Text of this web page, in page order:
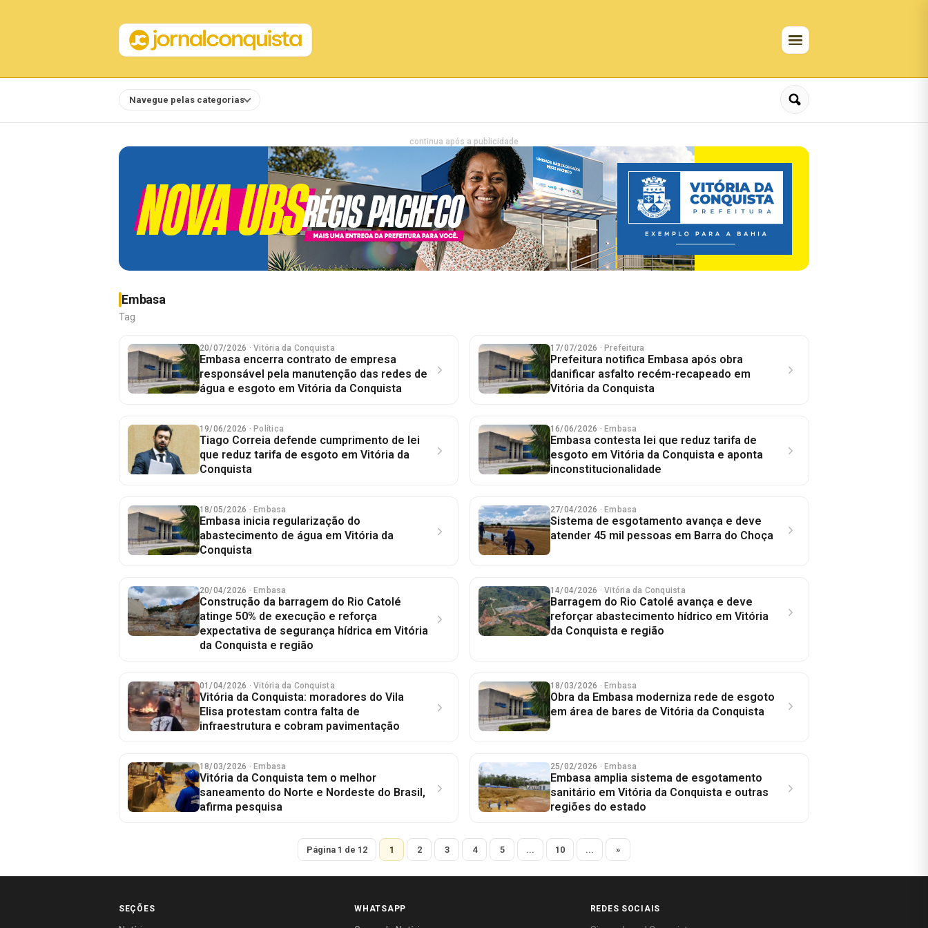
Navegue pelas categorias
continua após a publicidade
Embasa
Tag
20/07/2026 · Vitória da Conquista
Embasa encerra contrato de empresa
responsável pela manutenção das redes de
água e esgoto em Vitória da Conquista
17/07/2026 · Prefeitura
Prefeitura notifica Embasa após obra
danificar asfalto recém-recapeado em
Vitória da Conquista
19/06/2026 · Política
Tiago Correia defende cumprimento de lei
que reduz tarifa de esgoto em Vitória da
Conquista
16/06/2026 · Embasa
Embasa contesta lei que reduz tarifa de
esgoto em Vitória da Conquista e aponta
inconstitucionalidade
18/05/2026 · Embasa
Embasa inicia regularização do
abastecimento de água em Vitória da
Conquista
27/04/2026 · Embasa
Sistema de esgotamento avança e deve
atender 45 mil pessoas em Barra do Choça
20/04/2026 · Embasa
Construção da barragem do Rio Catolé
atinge 50% de execução e reforça
expectativa de segurança hídrica em Vitória
da Conquista e região
14/04/2026 · Vitória da Conquista
Barragem do Rio Catolé avança e deve
reforçar abastecimento hídrico em Vitória
da Conquista e região
01/04/2026 · Vitória da Conquista
Vitória da Conquista: moradores do Vila
Elisa protestam contra falta de
infraestrutura e cobram pavimentação
18/03/2026 · Embasa
Obra da Embasa moderniza rede de esgoto
em área de bares de Vitória da Conquista
18/03/2026 · Embasa
Vitória da Conquista tem o melhor
saneamento do Norte e Nordeste do Brasil,
afirma pesquisa
25/02/2026 · Embasa
Embasa amplia sistema de esgotamento
sanitário em Vitória da Conquista e outras
regiões do estado
Página 1 de 12 1 2 3 4 5 ... 10 ... »
SEÇÕES WHATSAPP REDES SOCIAIS